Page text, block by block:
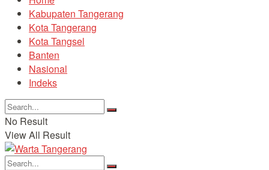
Kabupaten Tangerang
Kota Tangerang
Kota Tangsel
Banten
Nasional
Indeks
No Result
View All Result